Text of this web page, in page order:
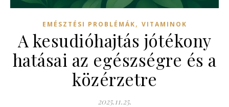
EMÉSZTÉSI PROBLÉMÁK, VITAMINOK
A kesudióhajtás jótékony
hatásai az egészségre és a
közérzetre
2025.11.25.